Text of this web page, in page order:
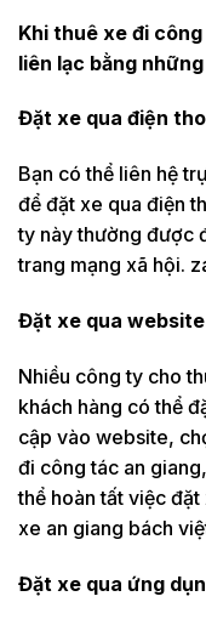
Khi thuê xe đi
liên lạc bằng
Đặt xe qua điện
Bạn có thể liên hệ
để đặt xe qua điện
ty này thường được
trang mạng xã hội.
Đặt xe qua website
Nhiều công ty cho
khách hàng có thể
cập vào website,
đi công tác an
thể hoàn tất việc
xe an giang bách
Đặt xe qua ứng